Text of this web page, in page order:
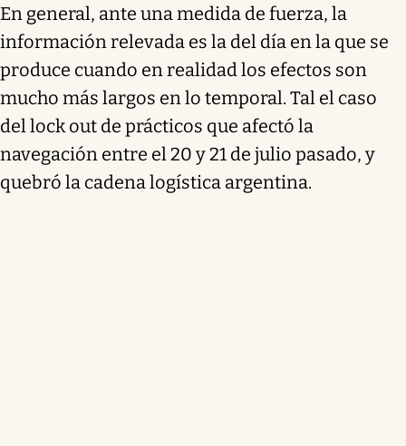
En general, ante una medida de fuerza, la
información relevada es la del día en la que se
produce cuando en realidad los efectos son
mucho más largos en lo temporal. Tal el caso
del lock out de prácticos que afectó la
navegación entre el 20 y 21 de julio pasado, y
quebró la cadena logística argentina.